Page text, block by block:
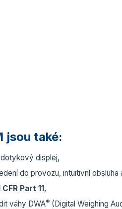
jsou také:
displej,
do provozu, intuitivní obsluha
CFR Part 11,
váhy DWA® (Digital Weighing